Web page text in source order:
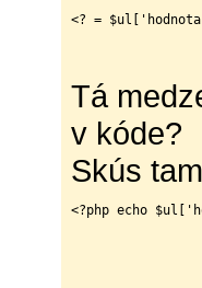
<? =
Tá
v kóde?
Skús
<?php echo